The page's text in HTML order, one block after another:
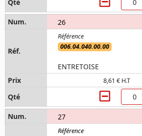
26
006.04.040.00.00
ENTRETOISE
8,61 € H.T
27